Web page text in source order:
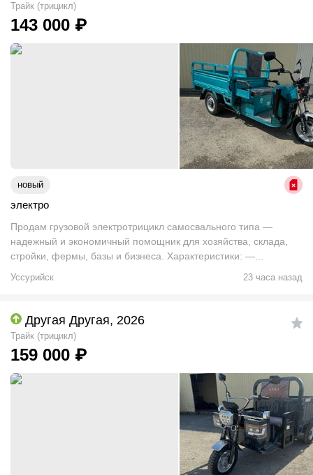
Трайк (трицикл)
143 000 ₽
новый
электро
Продам грузовой электротрицикл самосвального типа —
надежный и экономичный помощник для хозяйства, склада,
стройки, фермы, базы и бизнеса. Характеристики: —...
Уссурийск 23 часа назад
Другая Другая, 2026
Трайк (трицикл)
159 000 ₽